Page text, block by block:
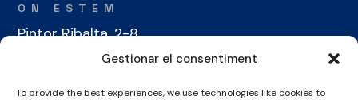
Gestionar el consentiment
To provide the best experiences, we use technologies like cookies to
ON ESTEM
Pintor Ribalta, 2-8
08028 Barcelona